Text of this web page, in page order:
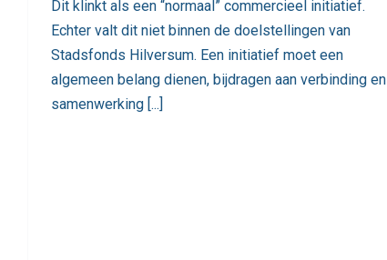
Dit klinkt als een “normaal” commercieel initiatief.
Echter valt dit niet binnen de doelstellingen van
Stadsfonds Hilversum. Een initiatief moet een
algemeen belang dienen, bijdragen aan verbinding en
samenwerking [...]